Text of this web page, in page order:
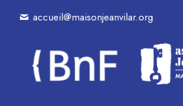
accueil@maisonjeanvilar.org